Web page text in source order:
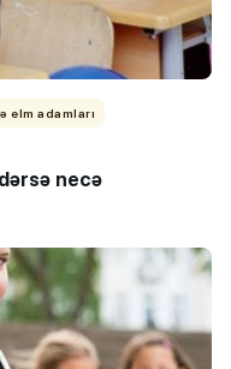
elm adamları
necə